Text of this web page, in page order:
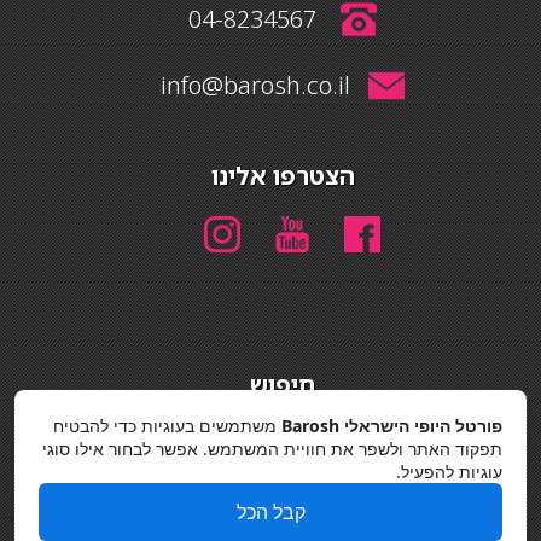
04-8234567
info@barosh.co.il
הצטרפו אלינו
חיפוש
מדיניות פרטיות
פורטל היופי הישראלי Barosh
משתמשים בעוגיות כדי להבטיח
תפקוד האתר ולשפר את חוויית המשתמש. אפשר לבחור אילו סוגי
עוגיות להפעיל.
קבל הכל